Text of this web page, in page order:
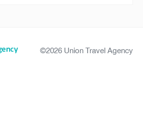
©2026 Union Travel Agency